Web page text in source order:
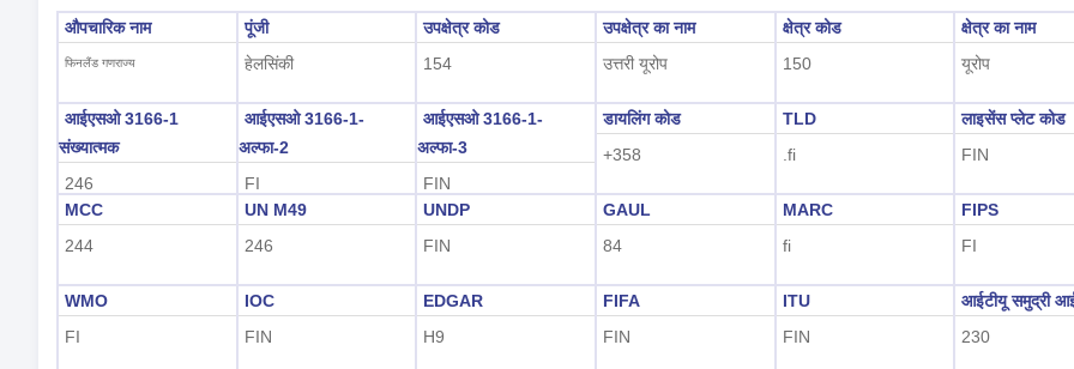
औपचारिक नाम
फिनलैंड गणराज्य
पूंजी
हेलसिंकी
उपक्षेत्र कोड
154
उपक्षेत्र का नाम
उत्तरी यूरोप
क्षेत्र कोड
150
क्षेत्र का नाम
यूरोप
आईएसओ 3166-1
संख्यात्मक
246
आईएसओ 3166-1-
अल्फा-2
FI
आईएसओ 3166-1-
अल्फा-3
FIN
डायलिंग कोड
+358
TLD
.fi
लाइसेंस प्लेट कोड
FIN
MCC
244
UN M49
246
UNDP
FIN
GAUL
84
MARC
fi
FIPS
FI
WMO
FI
IOC
FIN
EDGAR
H9
FIFA
FIN
ITU
FIN
आईटीयू समुद्री
230